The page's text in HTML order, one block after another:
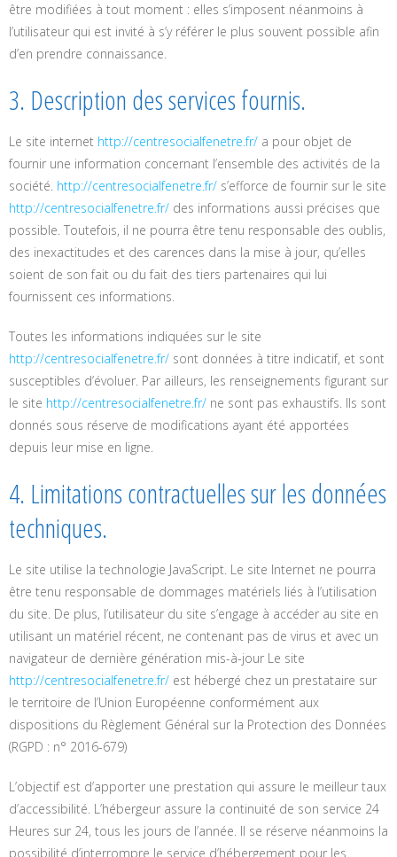
être modifiées à tout moment : elles s’imposent néanmoins à
l’utilisateur qui est invité à s’y référer le plus souvent possible afin
d’en prendre connaissance.
3. Description des services fournis.
Le site internet http://centresocialfenetre.fr/ a pour objet de
fournir une information concernant l’ensemble des activités de la
société. http://centresocialfenetre.fr/ s’efforce de fournir sur le site
http://centresocialfenetre.fr/ des informations aussi précises que
possible. Toutefois, il ne pourra être tenu responsable des oublis,
des inexactitudes et des carences dans la mise à jour, qu’elles
soient de son fait ou du fait des tiers partenaires qui lui
fournissent ces informations.
Toutes les informations indiquées sur le site
http://centresocialfenetre.fr/ sont données à titre indicatif, et sont
susceptibles d’évoluer. Par ailleurs, les renseignements figurant sur
le site http://centresocialfenetre.fr/ ne sont pas exhaustifs. Ils sont
donnés sous réserve de modifications ayant été apportées
depuis leur mise en ligne.
4. Limitations contractuelles sur les données
techniques.
Le site utilise la technologie JavaScript. Le site Internet ne pourra
être tenu responsable de dommages matériels liés à l’utilisation
du site. De plus, l’utilisateur du site s’engage à accéder au site en
utilisant un matériel récent, ne contenant pas de virus et avec un
navigateur de dernière génération mis-à-jour Le site
http://centresocialfenetre.fr/ est hébergé chez un prestataire sur
le territoire de l’Union Européenne conformément aux
dispositions du Règlement Général sur la Protection des Données
(RGPD : n° 2016-679)
L’objectif est d’apporter une prestation qui assure le meilleur taux
d’accessibilité. L’hébergeur assure la continuité de son service 24
Heures sur 24, tous les jours de l’année. Il se réserve néanmoins la
possibilité d’interrompre le service d’hébergement pour les